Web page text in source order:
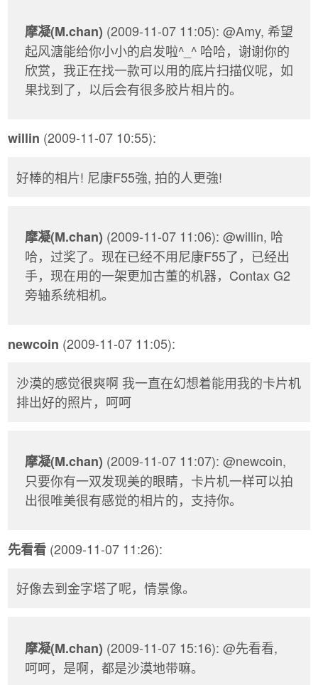
摩凝(M.chan) (2009-11-07 11:05): @Amy, 希望
起风溏能给你小小的启发啦^_^ 哈哈，谢谢你的
欣赏，我正在找一款可以用的底片扫描仪呢，如
果找到了，以后会有很多胶片相片的。
willin (2009-11-07 10:55):
好棒的相片! 尼康F55強, 拍的人更強!
摩凝(M.chan) (2009-11-07 11:06): @willin, 哈
哈，过奖了。现在已经不用尼康F55了，已经出
手，现在用的一架更加古董的机器，Contax G2
旁轴系统相机。
newcoin (2009-11-07 11:05):
沙漠的感觉很爽啊 我一直在幻想着能用我的卡片机
排出好的照片，呵呵
摩凝(M.chan) (2009-11-07 11:07): @newcoin,
只要你有一双发现美的眼睛，卡片机一样可以拍
出很唯美很有感觉的相片的，支持你。
先看看 (2009-11-07 11:26):
好像去到金字塔了呢，情景像。
摩凝(M.chan) (2009-11-07 15:16): @先看看,
呵呵，是啊，都是沙漠地带嘛。